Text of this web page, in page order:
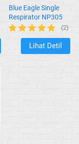
Blue Eagle Single
Respirator NP305
(2)
`Lihat Detil